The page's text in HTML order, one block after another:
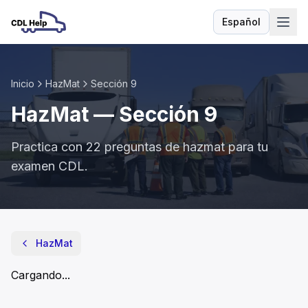
Español
Idioma
Inicio HazMat Sección 9
HazMat— Sección9
Practica con22 preguntas dehazmatpara tu
examen CDL.
¿Quién debe seleccionar la ruta más segura al
El receptor/destinatario
HazMat
Cargando...